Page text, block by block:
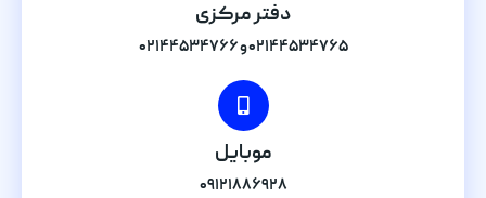
دفتر مرکزی
۰۲۱۴۴۵۳۴۷۶۵ و ۰۲۱۴۴۵۳۴۷۶۶
موبایل
۰۹۱۲۱۸۸۶۹۲۸